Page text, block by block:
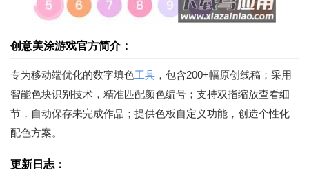
创意美涂游戏官方简介：
专为移动端优化的数字填色工具 ，包含200+幅原创线稿；采用
智能色块识别技术，精准匹配颜色编号；支持双指缩放查看细
节，自动保存未完成作品；提供色板自定义功能，创造个性化
配色方案。
更新日志：